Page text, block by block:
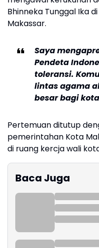
Bhinneka Tunggal Ika
Makassar.
Saya
Pendeta
toleransi.
lintas agama
besar bagi
Pertemuan ditutup
pemerintahan Kota
di ruang kercja wali
Baca Juga